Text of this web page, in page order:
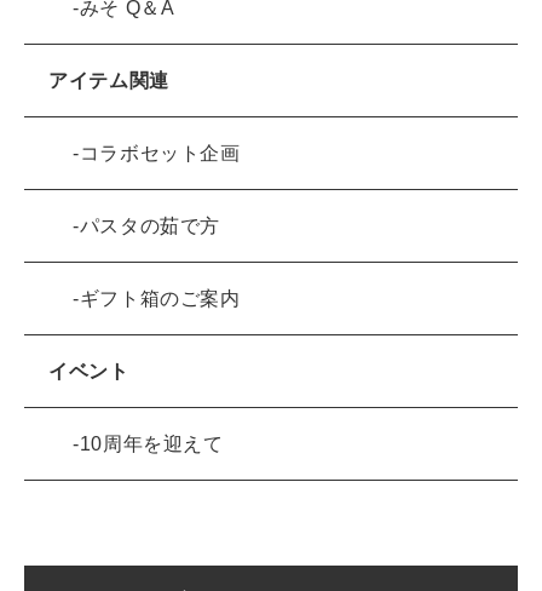
みそ Q＆A
アイテム関連
コラボセット企画
パスタの茹で方
ギフト箱のご案内
イベント
10周年を迎えて